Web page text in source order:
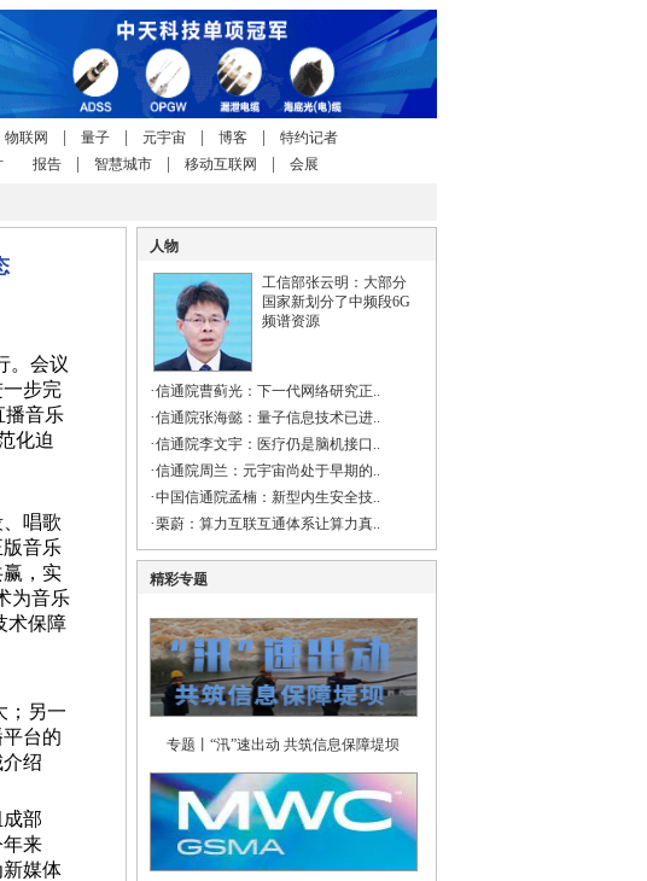
物联网 量子 元宇宙 博客
特约记者
报告 智慧城市 移动互联网 会展
。会议
步完
播音乐
化迫
唱歌
音乐
，实
为音乐
术保障
；另一
台的
绍
部
来
媒体
人物
工信部张云明：大部分
国家新划分了中频段6G
频谱资源
·信通院曹蓟光：下一代网络研究正..
·信通院张海懿：量子信息技术已进..
·信通院李文宇：医疗仍是脑机接口..
·信通院周兰：元宇宙尚处于早期的..
·中国信通院孟楠：新型内生安全技..
·栗蔚：算力互联互通体系让算力真..
精彩专题
专题丨“汛”速出动 共筑信息保障堤坝